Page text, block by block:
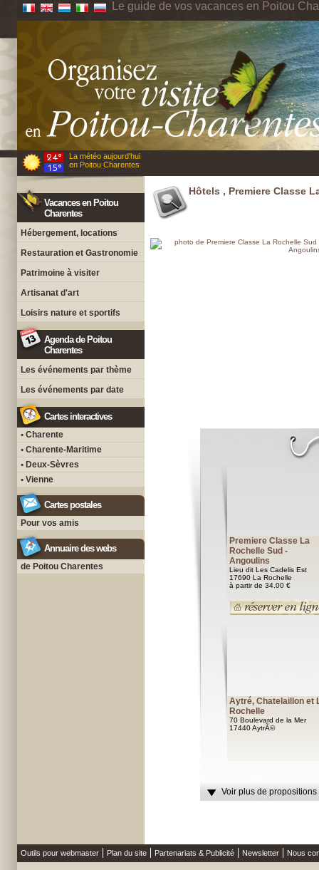
Le guide de vos vacances en Poitou
La météo aujourd'hui
en Poitou Charentes
Vacances en Poitou
Charentes
Hébergement, locations
Restauration et Gastronomie
Patrimoine à visiter
Artisanat d'art
Loisirs nature et sportifs
Agenda de Poitou
Charentes
Les événements par thème
Les événements par date
Cartes interactives
• Charente
• Charente-Maritime
• Deux-Sèvres
• Vienne
Cartes postales
Pour vos amis
Annuaire des webs
de Poitou Charentes
Hôtels , Premiere Classe
Premiere Classe La
Rochelle Sud -
Angoulins
Lieu dit Les Cadelis Est
17690 La Rochelle
à partir de 34.00 €
Aytré, Chatelaillon et
Rochelle
70 Boulevard de la Mer
17440 AytrÃ©
Voir plus de
Outils pour webmaster Plan du site Partenariats & Publicité Newsletter Nous